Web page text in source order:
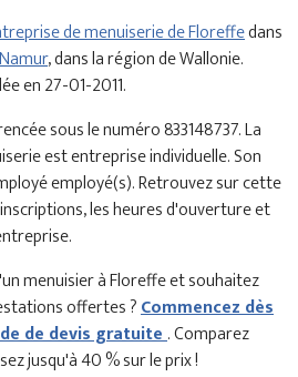
de menuiserie de Floreffedans
, dans la région de Wallonie.
en 27-01-2011.
sous le numéro 833148737. La
est entreprise individuelle. Son
employé(s). Retrouvez sur cette
les heures d'ouverture et
menuisier à Floreffe et souhaitez
offertes ?Commencez dès
de devis gratuite. Comparez
jusqu'à 40 % sur le prix !